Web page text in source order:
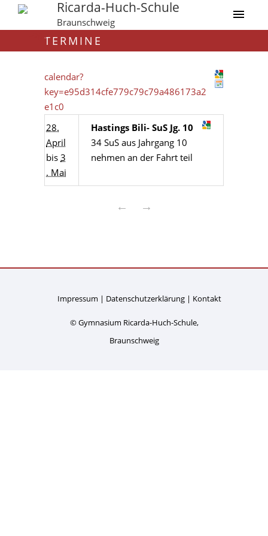
Ricarda-Huch-Schule
Braunschweig
TERMINE
calendar?
key=e95d314cfe779c79c79a486173a2
e1c0
28.
April
bis 3
. Mai
Hastings Bili- SuS Jg. 10
34 SuS aus Jahrgang 10
nehmen an der Fahrt teil
← →
Impressum Datenschutzerklärung Kontakt
© Gymnasium Ricarda-Huch-Schule,
Braunschweig